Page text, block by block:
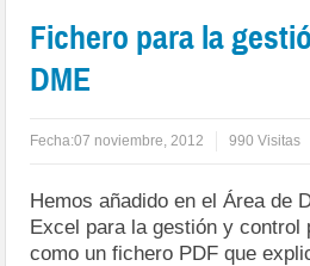
Fichero para la
DME
Fecha:07 noviembre, 2012 990 Visitas
Hemos añadido en el Área de
Excel para la gestión y control
como un fichero PDF que